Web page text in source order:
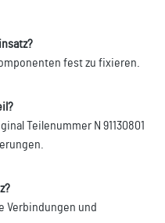
fest zu fixieren.
Teilenummer N 91130801
Verbindungen und